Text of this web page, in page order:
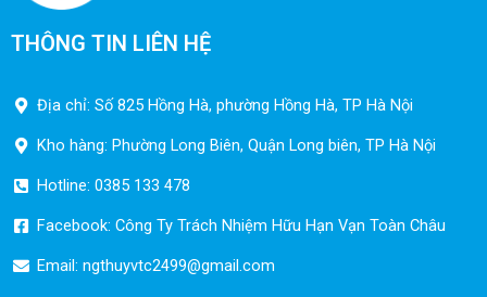
THÔNG TIN LIÊN HỆ
Địa chỉ: Số 825 Hồng Hà, phường Hồng Hà, TP Hà Nội
Kho hàng: Phường Long Biên, Quận Long biên, TP Hà Nội
Hotline: 0385 133 478
Facebook: Công Ty Trách Nhiệm Hữu Hạn Vạn Toàn Châu
Email: ngthuyvtc2499@gmail.com